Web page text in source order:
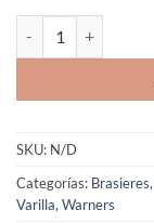
SKU: N/D
Categorías: Brasieres,
Varilla, Warners